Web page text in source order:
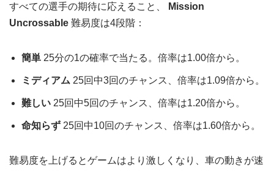
すべての選手の期待に応えること、
Mission
Uncrossable 難易度は4段階：
簡単 25分の1の確率で当たる。倍率は1.00倍から。
ミディアム 25回中3回のチャンス、倍率は1.09倍から。
難しい 25回中5回のチャンス、倍率は1.20倍から。
命知らず 25回中10回のチャンス、倍率は1.60倍から。
難易度を上げるとゲームはより激しくなり、車の動きが速